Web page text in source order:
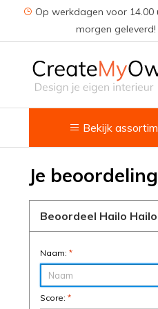
Op werkdagen voor 14.00
morgen geleverd!
Bekijk
Kokend water kranen
Keukenkranen
Spoelbakken
Zeepdispensers
Je
Beoordeel Hailo
Naam: *
Score: *